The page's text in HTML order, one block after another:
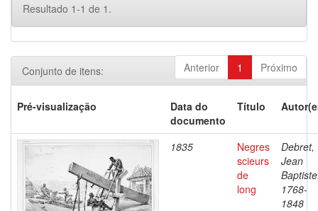
Resultado 1-1 de 1.
Anterior 1 Próximo
Conjunto de itens:
Pré-visualização
Data do
documento
Título
1835
Negres
scieurs
de
long
Debret,
Jean
1768-
1848